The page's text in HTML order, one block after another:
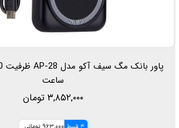
ساعت
۳,۸۵۲,۰۰۰ تومان